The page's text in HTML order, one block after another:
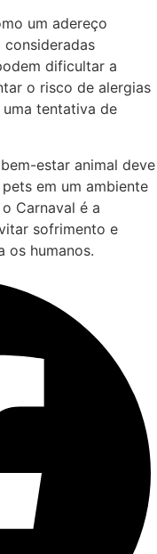
um adereço
dificultar a
o risco de alergias
tentativa de
estar animal deve
em um ambiente
Carnaval é a
sofrimento e
os humanos.